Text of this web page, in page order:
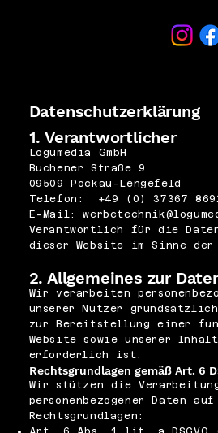
Datenschutzerklärung
1. Verantwortlicher
Logumedia GmbH
Buchener Straße 9
09509 Pockau-Lengefeld
Telefon: +49 (0) 37367
E-Mail:
Verantwortlich für die
dieser Website im Sinne der
2. Allgemeines zur
Wir verarbeiten
unserer Nutzer
zur Bereitstellung einer
Website sowie unserer
erforderlich ist.
Rechtsgrundlagen gemäß Art. 6
Wir stützen die
personenbezogener Daten
Rechtsgrundlagen: